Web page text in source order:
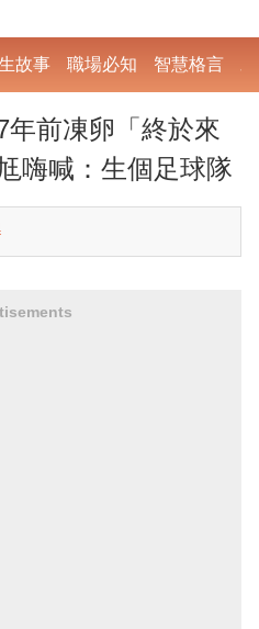
故事 職場必知 智慧格言
前凍卵「終於來
嗨喊：生個足球隊